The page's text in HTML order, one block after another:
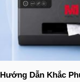
Hướng Dẫn Khắc